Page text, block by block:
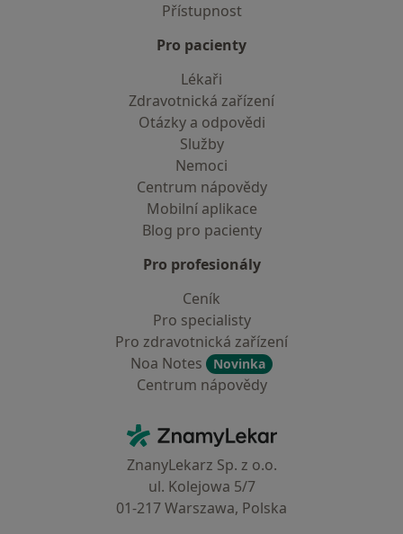
Přístupnost
Pro pacienty
Lékaři
Zdravotnická zařízení
Otázky a odpovědi
Služby
Nemoci
Centrum nápovědy
Mobilní aplikace
Blog pro pacienty
Pro profesionály
Ceník
Pro specialisty
Pro zdravotnická zařízení
Noa Notes
Novinka
Centrum nápovědy
ZnamyLekar - Hlavní stránka
ZnanyLekarz Sp. z o.o.
ul. Kolejowa 5/7
01-217 Warszawa, Polska